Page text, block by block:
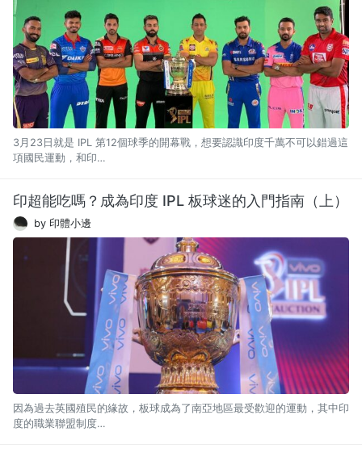
3月23日就是 IPL 第12個球季的開幕戰，想要認識印度千萬不可以錯過這
項國民運動，和印…
印超能吃嗎？成為印度 IPL 板球迷的入門指南（上）
by 印體小邊
因為過去英國殖民的緣故，板球成為了南亞地區最受歡迎的運動，其中印
度的職業聯盟制度…